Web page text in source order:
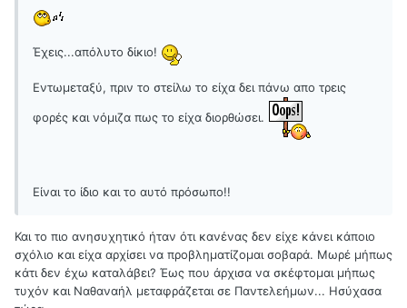
Έχεις...απόλυτο δίκιο!
Εντωμεταξύ, πριν το στείλω το είχα δει πάνω απο τρεις
φορές και νόμιζα πως το είχα διορθώσει.
Είναι το ίδιο και το αυτό πρόσωπο!!
Και το πιο ανησυχητικό ήταν ότι κανένας δεν είχε κάνει κάποιο
σχόλιο και είχα αρχίσει να προβληματίζομαι σοβαρά. Μωρέ μήπως
κάτι δεν έχω καταλάβει? Έως που άρχισα να σκέφτομαι μήπως
τυχόν και Ναθαναήλ μεταφράζεται σε Παντελεήμων... Ησύχασα